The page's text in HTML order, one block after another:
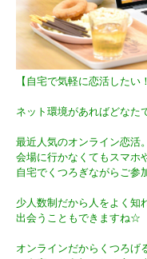
【自宅で気軽に恋活したい
ネット環境があればどなた
最近人気のオンライン恋活。
会場に行かなくてもスマホ
自宅でくつろぎながらご参
少人数制だから人をよく知
出会うこともできますね☆
オンラインだからくつろげ